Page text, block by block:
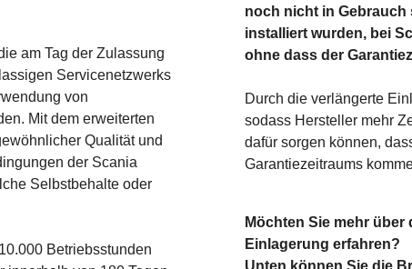
am Tag der Zulassung
Servicenetzwerks
von
Mit dem erweiterten
Qualität und
der Scania
Selbstbehalte oder
Betriebsstunden
noch nicht in
installiert wurden, bei
ohne dass der
Durch die verlängerte
sodass Hersteller mehr
dafür sorgen können,
Garantiezeitraums
Möchten Sie mehr
Einlagerung erfahren?